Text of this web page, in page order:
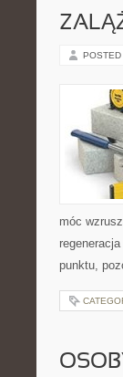
POSTED
móc
punktu,